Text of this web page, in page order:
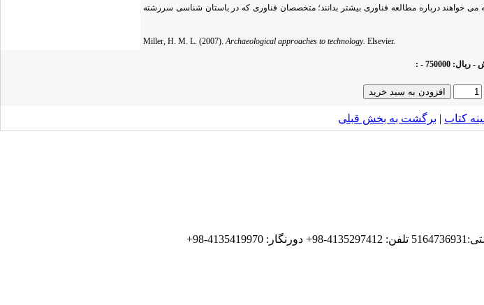
خواهند درباره مطالعه فناوری بیشتر بدانند؛ متخصصان فناوری که در باستان شناسی سررشته
Miller, H. M. L. (2007).Archaeological approaches to technology. Elsevier.
750000 - :
کتاب‌ | برگشت به بخش قبلى
98+